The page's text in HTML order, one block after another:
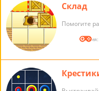
Склад
Помогите